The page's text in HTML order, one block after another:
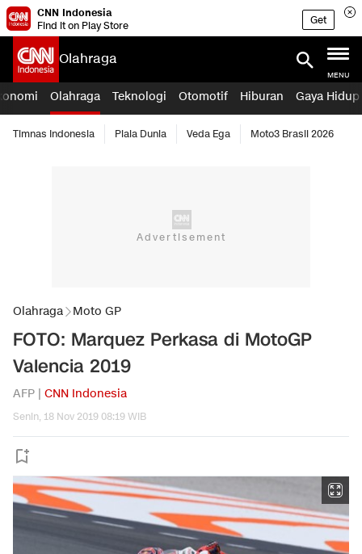
CNN Indonesia
Find it on Play Store
Get
Olahraga
MENU
Olahraga Teknologi Otomotif Hiburan Gaya Hidup
Timnas Indonesia Piala Dunia Veda Ega Moto3 Brasil 2026
Olahraga Moto GP
FOTO: Marquez Perkasa di MotoGP
Valencia 2019
AFP | CNN Indonesia
Senin, 18 Nov 2019 08:19 WIB